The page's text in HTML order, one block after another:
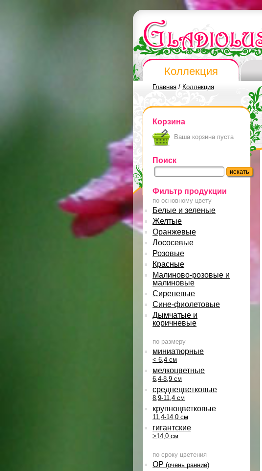
Коллекция
Главная / Коллекция
Корзина
Ваша корзина пуста
Поиск
Фильтр продукции
по основному цвету
Белые и зеленые
Желтые
Оранжевые
Лососевые
Розовые
Красные
Малиново-розовые и
малиновые
Сиреневые
Сине-фиолетовые
Дымчатые и
коричневые
по размеру
миниатюрные
< 6,4 см
мелкоцветные
6,4-8,9 см
среднецветковые
8,9-11,4 см
крупноцветковые
11,4-14,0 см
гигантские
>14,0 см
по сроку цветения
ОР (очень ранние)